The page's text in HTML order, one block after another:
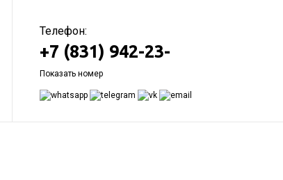
Телефон:
+7 (831) 942-23-
Показать номер